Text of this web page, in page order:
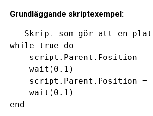
Grundläggande skriptexempel:
-- Skript som gör att en
while true do
script.Parent.Position =
    wait(0.1)
script.Parent.Position =
    wait(0.1)